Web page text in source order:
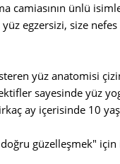
ünlü
egzersizi, size
yüz anatomisi
sayesinde yüz
ay içerisinde 10
güzelleşmek" için